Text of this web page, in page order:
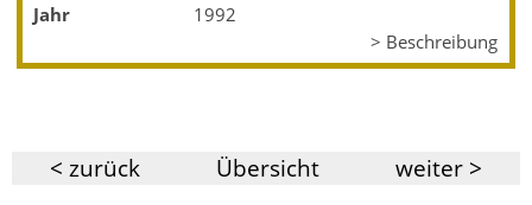
Jahr
1992
> Beschreibung
< zurück Übersicht weiter >